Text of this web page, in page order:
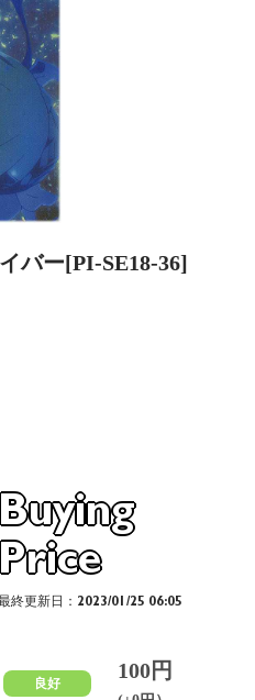
バー[PI-SE18-36]
Buying
Price
終更新日：2023/01/25 06:05
良好
100円